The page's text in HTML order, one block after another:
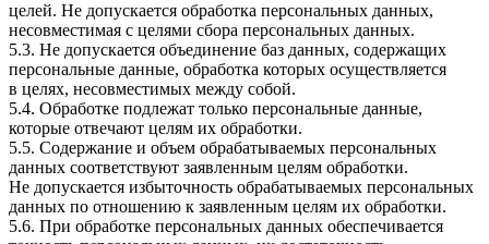
целей. Не допускается обработка персональных данных,
несовместимая с целями сбора персональных данных.
5.3. Не допускается объединение баз данных, содержащих
персональные данные, обработка которых осуществляется
в целях, несовместимых между собой.
5.4. Обработке подлежат только персональные данные,
которые отвечают целям их обработки.
5.5. Содержание и объем обрабатываемых персональных
данных соответствуют заявленным целям обработки.
Не допускается избыточность обрабатываемых персональных
данных по отношению к заявленным целям их обработки.
5.6. При обработке персональных данных обеспечивается